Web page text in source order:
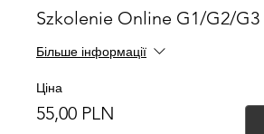
Szkolenie Online G1/G2/G3
Більше інформації
Ціна
55,00 PLN